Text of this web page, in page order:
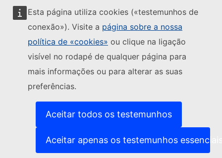
Esta página utiliza cookies («testemunhos de
conexão»). Visite a página sobre a nossa
política de «cookies» ou clique na ligação
visível no rodapé de qualquer página para
mais informações ou para alterar as suas
preferências.
Aceitar todos os testemunhos
Aceitar apenas os testemunhos
Seguir a Comissão Europeia
Contacte-nos(Ligação externa)
Comunicar uma vulnerabilidade informática
Línguas dos nossos websites(Ligação externa)
(Ligação externa)
Política de privacidade
Advertência jurídica
(Ligação externa)